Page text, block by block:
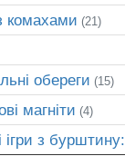
комахами (21)
обереги (15)
магніти (4)
ігри з